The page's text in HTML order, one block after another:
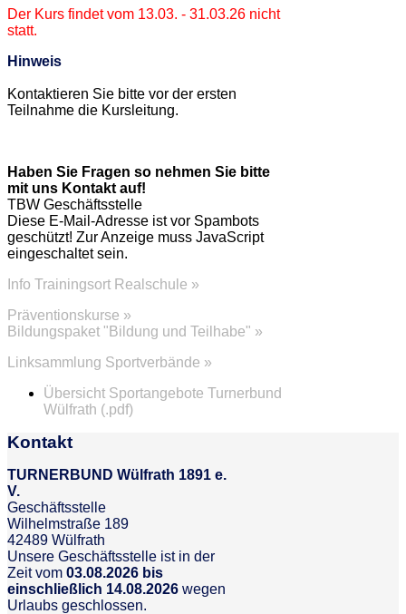
Der Kurs findet vom 13.03. - 31.03.26 nicht
statt.
Hinweis
Kontaktieren Sie bitte vor der ersten
Teilnahme die Kursleitung.
Haben Sie Fragen so nehmen Sie bitte
mit uns Kontakt auf!
TBW Geschäftsstelle
Diese E-Mail-Adresse ist vor Spambots
geschützt! Zur Anzeige muss JavaScript
eingeschaltet sein.
Info Trainingsort Realschule »
Präventionskurse »
Bildungspaket "Bildung und Teilhabe" »
Linksammlung Sportverbände »
Übersicht Sportangebote Turnerbund
Wülfrath (.pdf)
Kontakt
TURNERBUND Wülfrath 1891 e.
V.
Geschäftsstelle
Wilhelmstraße 189
42489 Wülfrath
Unsere Geschäftsstelle ist in der
Zeit vom 03.08.2026 bis
einschließlich 14.08.2026 wegen
Urlaubs geschlossen.